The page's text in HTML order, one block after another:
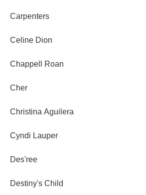
Carpenters
Celine Dion
Chappell Roan
Cher
Christina Aguilera
Cyndi Lauper
Des'ree
Destiny's Child